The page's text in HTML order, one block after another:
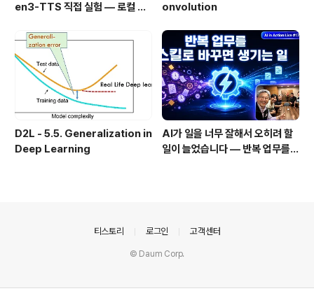
en3-TTS 직접 실험 — 로컬 설
onvolution
D2L - 5.5. Generalization in
Deep Learning
AI가 일을 너무 잘해서 오히려 할
일이 늘었습니다 — 반복 업무를
티스토리 로그인 고객센터
© Daum Corp.